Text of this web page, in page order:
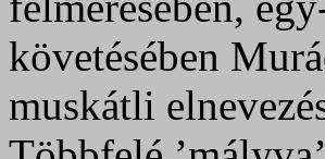
követésében
muskátli